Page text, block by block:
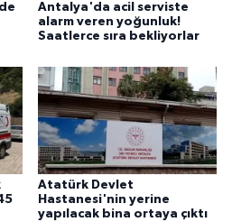
Antalya'da acil serviste
alarm veren yoğunluk!
Saatlerce sıra bekliyorlar
Atatürk Devlet
Hastanesi'nin yerine
yapılacak bina ortaya çıktı